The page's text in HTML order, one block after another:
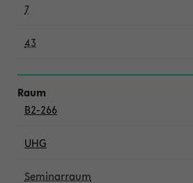
7
43
B2-266
UHG
Seminarraum